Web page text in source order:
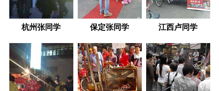
杭州张同学 保定张同学 江西卢同学